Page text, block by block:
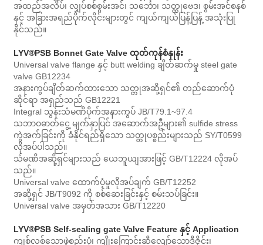
အထည်အလိပ်၊ လျှပ်စစ်စွမ်းအင်၊ သင်္ဘော၊ သတ္တုဗေဒ၊ စွမ်းအင်စနစ်
နှင့် အခြားအရည်ပိုက်လိုင်းများတွင် ကျယ်ကျယ်ပြန့်ပြန့် အသုံးပြု
နိုင်သည်။
LYV®PSB Bonnet Gate Valve ထုတ်ကုန်စံနှုန်း
Universal valve flange နှင့် butt welding ချိတ်ဆက်မှု steel gate
valve GB12234
အနားကွပ်ချိတ်ဆက်ထားသော သတ္တုအဆို့ရှင်၏ တည်ဆောက်ပုံ
ဆိုင်ရာ အရှည်သည် GB12221
Integral သွန်းသံမဏိပိုက်အနားကွပ် JB/T79.1~97.4
သဘာဝဓာတ်ငွေ့ မျက်နှာပြင် အဆောက်အဦများ၏ sulfide stress
ကွဲအက်ခြင်းကို ခံနိုင်ရည်ရှိသော သတ္တုပစ္စည်းများသည် SY/T0599
လိုအပ်ပါသည်။
သံမဏိအဆို့ရှင်များသည် ယေဘူယျအားဖြင့် GB/T12224 လိုအပ်
သည်။
Universal valve ထောက်ပံ့မှုလိုအပ်ချက် GB/T12252
အဆို့ရှင် JB/T9092 ကို စစ်ဆေးခြင်းနှင့် စမ်းသပ်ခြင်း။
Universal valve အမှတ်အသား GB/T12220
LYV®PSB Self-sealing gate Valve Feature နှင့် Application
ကျစ်လစ်သောဖွဲ့စည်းပုံ၊ ကျိုးကြောင်းဆီလျော်သောဒီဇိုင်း၊